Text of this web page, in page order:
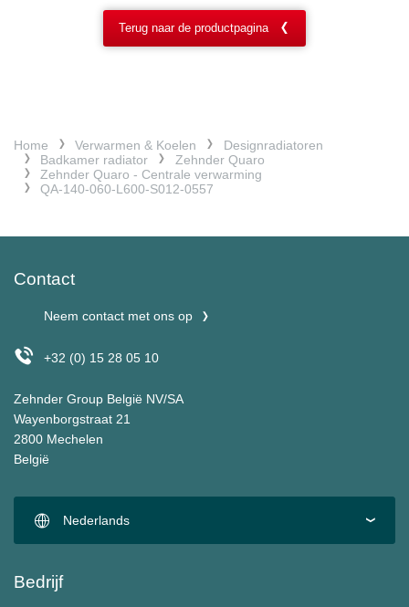
Terug naar de productpagina
Home Verwarmen & Koelen
Designradiatoren
Badkamer radiator
Zehnder Quaro
Zehnder Quaro - Centrale verwarming
QA-140-060-L600-S012-0557
Contact
Neem contact met ons op
+32 (0) 15 28 05 10
Zehnder Group België NV/SA
Wayenborgstraat 21
2800 Mechelen
België
Nederlands
Bedrijf